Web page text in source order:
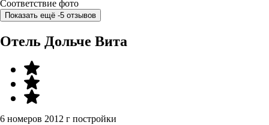
Соответствие фото
Показать ещё -5 отзывов
Отель Дольче Вита
6 номеров 2012 г постройки